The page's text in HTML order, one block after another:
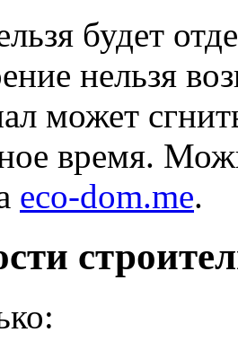
будет
нельзя
может
время.
eco-dom.me.